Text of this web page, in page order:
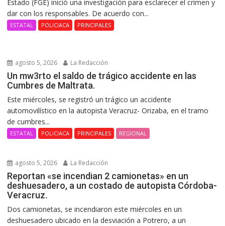
Estado (FGE) inició una investigación para esclarecer el crimen y
dar con los responsables. De acuerdo con...
ESTATAL POLICIACA PRINCIPALES
agosto 5, 2026 La Redacción
Un mw3rto el saldo de trágico accidente en las
Cumbres de Maltrata.
Este miércoles, se registró un trágico un accidente
automovilístico en la autopista Veracruz- Orizaba, en el tramo
de cumbres...
ESTATAL POLICIACA PRINCIPALES REGIONAL
agosto 5, 2026 La Redacción
Reportan «se incendian 2 camionetas» en un
deshuesadero, a un costado de autopista Córdoba-
Veracruz.
Dos camionetas, se incendiaron este miércoles en un
deshuesadero ubicado en la desviación a Potrero, a un